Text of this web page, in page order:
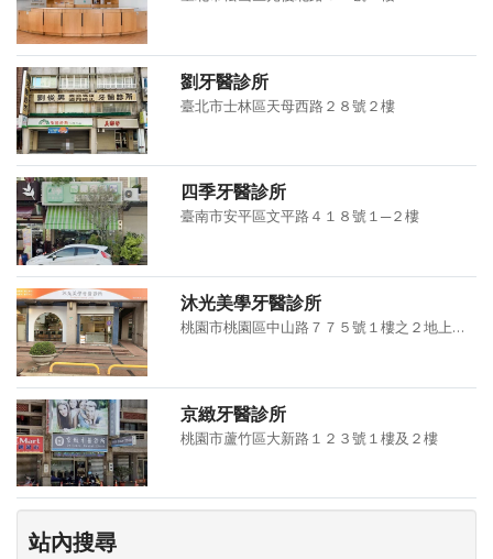
劉牙醫診所
臺北市士林區天母西路２８號２樓
四季牙醫診所
臺南市安平區文平路４１８號１─２樓
沐光美學牙醫診所
桃園市桃園區中山路７７５號１樓之２地上１樓及地下１樓
京緻牙醫診所
桃園市蘆竹區大新路１２３號１樓及２樓
站內搜尋